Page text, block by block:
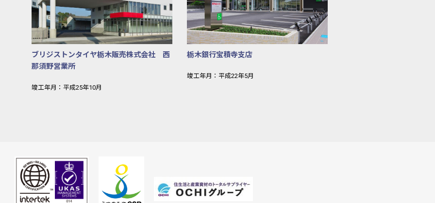
ブリジストンタイヤ栃木販売株式会社 西
那須野営業所
竣工年月：平成25年10月
栃木銀行宝積寺支店
竣工年月：平成22年5月